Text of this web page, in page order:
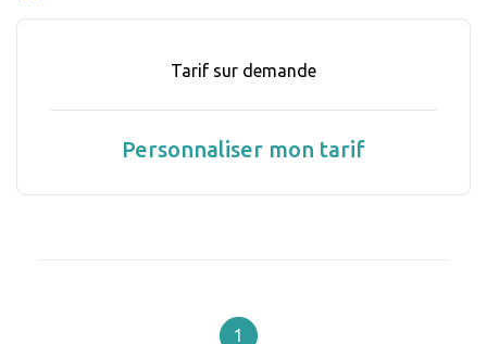
Tarif sur demande
Personnaliser mon tarif
1